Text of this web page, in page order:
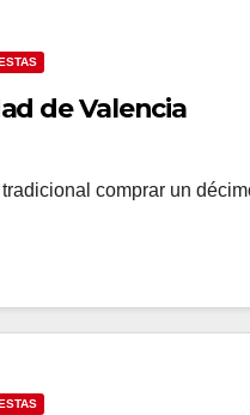
de Valencia
comprar un